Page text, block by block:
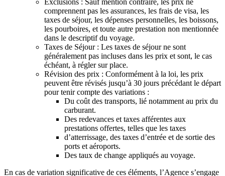
comprennent pas les assurances, les frais de visa, les
taxes de séjour, les dépenses personnelles, les boissons,
les pourboires, et toute autre prestation non mentionnée
dans le descriptif du voyage.
Taxes de Séjour : Les taxes de séjour ne sont
généralement pas incluses dans les prix et sont, le cas
échéant, à régler sur place.
Révision des prix : Conformément à la loi, les prix
peuvent être révisés jusqu’à 30 jours précédant le départ
pour tenir compte des variations :
Du coût des transports, lié notamment au prix du
carburant.
Des redevances et taxes afférentes aux
prestations offertes, telles que les taxes
d’atterrissage, des taxes d’entrée et de sortie des
ports et aéroports.
Des taux de change appliqués au voyage.
En cas de variation significative de ces éléments, l’Agence s’engage